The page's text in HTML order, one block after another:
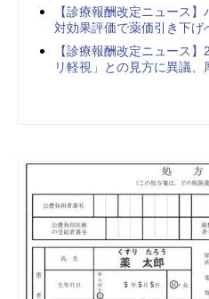
【診療報酬改定ニュース
対効果評価で薬価引き下げ
【診療報酬改定ニュース
リ軽視」との見方に異議